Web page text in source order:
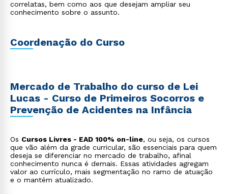
correlatas, bem como aos que desejam ampliar seu
conhecimento sobre o assunto.
Coordenação do Curso
Mercado de Trabalho do curso de Lei
Lucas - Curso de Primeiros Socorros e
Prevenção de Acidentes na Infância
Os Cursos Livres - EAD 100% on-line, ou seja, os cursos
que vão além da grade curricular, são essenciais para quem
deseja se diferenciar no mercado de trabalho, afinal
conhecimento nunca é demais. Essas atividades agregam
valor ao currículo, mais segmentação no ramo de atuação
e o mantém atualizado.